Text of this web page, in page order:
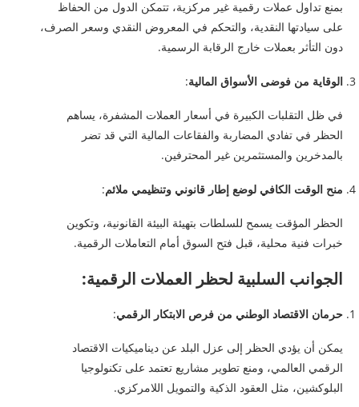
بمنع تداول عملات رقمية غير مركزية، تتمكن الدول من الحفاظ
على سيادتها النقدية، والتحكم في المعروض النقدي وسعر الصرف،
دون التأثر بعملات خارج الرقابة الرسمية.
الوقاية من فوضى الأسواق المالية:
في ظل التقلبات الكبيرة في أسعار العملات المشفرة، يساهم
الحظر في تفادي المضاربة والفقاعات المالية التي قد تضر
بالمدخرين والمستثمرين غير المحترفين.
منح الوقت الكافي لوضع إطار قانوني وتنظيمي ملائم:
الحظر المؤقت يسمح للسلطات بتهيئة البيئة القانونية، وتكوين
خبرات فنية محلية، قبل فتح السوق أمام التعاملات الرقمية.
الجوانب السلبية لحظر العملات الرقمية:
حرمان الاقتصاد الوطني من فرص الابتكار الرقمي:
يمكن أن يؤدي الحظر إلى عزل البلد عن ديناميكيات الاقتصاد
الرقمي العالمي، ومنع تطوير مشاريع تعتمد على تكنولوجيا
البلوكشين، مثل العقود الذكية والتمويل اللامركزي.